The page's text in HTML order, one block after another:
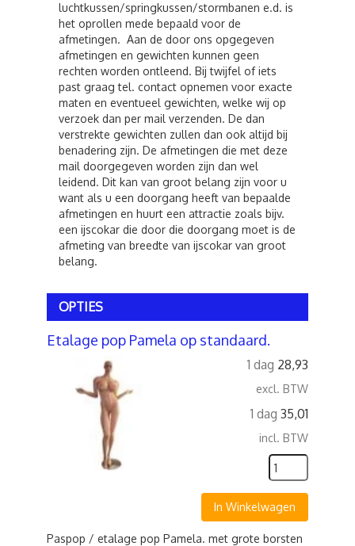
luchtkussen/springkussen/stormbanen e.d. is
het oprollen mede bepaald voor de
afmetingen. Aan de door ons opgegeven
afmetingen en gewichten kunnen geen
rechten worden ontleend. Bij twijfel of iets
past graag tel. contact opnemen voor exacte
maten en eventueel gewichten, welke wij op
verzoek dan per mail verzenden. De dan
verstrekte gewichten zullen dan ook altijd bij
benadering zijn. De afmetingen die met deze
mail doorgegeven worden zijn dan wel
leidend. Dit kan van groot belang zijn voor u
want als u een doorgang heeft van bepaalde
afmetingen en huurt een attractie zoals bijv.
een ijscokar die door die doorgang moet is de
afmeting van breedte van ijscokar van groot
belang.
OPTIES
Etalage pop Pamela op standaard.
1 dag 28,93
excl. BTW
1 dag 35,01
incl. BTW
In Winkelwagen
Paspop / etalage pop Pamela. met grote borsten